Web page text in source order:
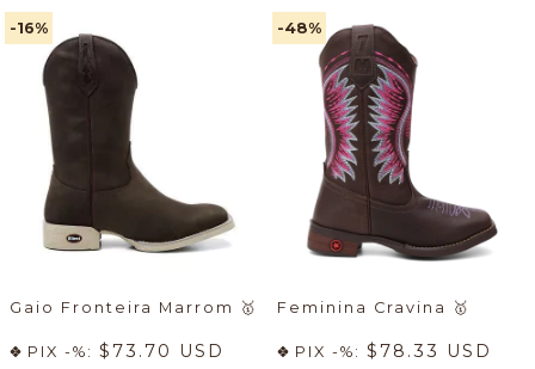
-16%
Gaio Fronteira Marrom 🥇
PIX -%: $73.70 USD
-48%
Feminina Cravina 🥇
PIX -%: $78.33 USD